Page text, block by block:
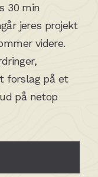
30 min
jeres projekt
videre.
forslag på et
på netop